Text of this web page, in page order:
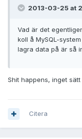
2013-03-25 at
Vad är det
koll å MySQL-
lagra data på är så
Shit happens, inget
Citera